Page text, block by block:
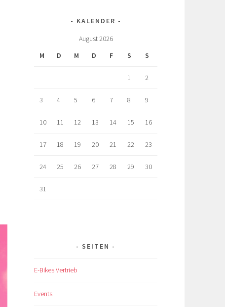
KALENDER
August 2026
M
D M D F S S
1 2
3 4 5 6 7 8 9
10 11 12 13 14 15 16
17 18 19 20 21 22 23
24 25 26 27 28 29 30
31
SEITEN
E-Bikes Vertrieb
Events